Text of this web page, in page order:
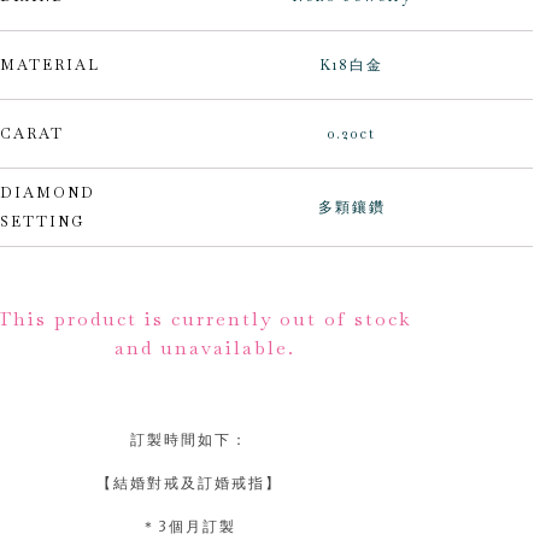
MATERIAL K18白金
CARAT 0.20ct
DIAMOND
SETTING
多顆鑲鑽
product is currently out of stock
and unavailable.
訂製時間如下：
【結婚對戒及訂婚戒指】
＊3個月訂製